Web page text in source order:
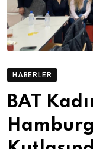
HABERLER
BAT